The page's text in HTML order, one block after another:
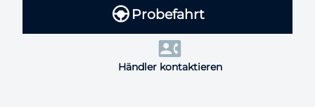
Probefahrt
Händler kontaktieren